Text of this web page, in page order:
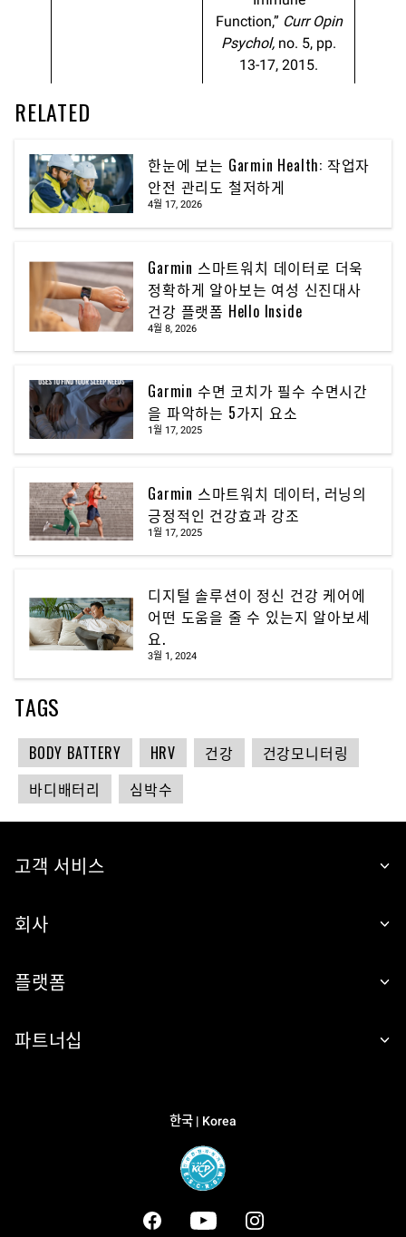
Function,” Curr Opin
Psychol, no. 5, pp.
13-17, 2015.
RELATED
한눈에 보는 Garmin Health: 작업자
안전 관리도 철저하게
4월 17, 2026
Garmin 스마트워치 데이터로 더욱
정확하게 알아보는 여성 신진대사
건강 플랫폼 Hello Inside
4월 8, 2026
Garmin 수면 코치가 필수 수면시간
을 파악하는 5가지 요소
1월 17, 2025
Garmin 스마트워치 데이터, 러닝의
긍정적인 건강효과 강조
1월 17, 2025
디지털 솔루션이 정신 건강 케어에
어떤 도움을 줄 수 있는지 알아보세
요.
3월 1, 2024
TAGS
BODY BATTERY HRV 건강
건강모니터링
바디배터리
심박수
고객 서비스
회사
플랫폼
파트너십
한국 | Korea